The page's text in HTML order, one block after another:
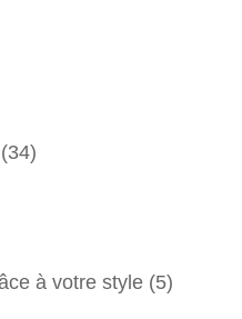
à votre style(5)